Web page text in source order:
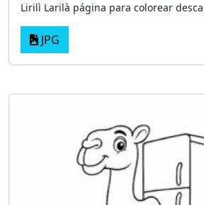
Lirilì Larilà página para colorear
JPG